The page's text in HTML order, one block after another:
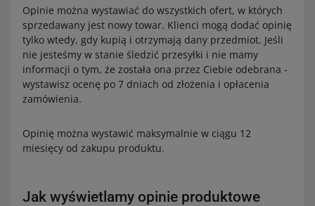
Opinie można wystawiać do wszystkich ofert, w których
sprzedawany jest nowy towar. Klienci mogą dodać opinię
tylko wtedy, gdy kupią i otrzymają dany przedmiot. Jeśli
nie jesteśmy w stanie śledzić przesyłki i nie mamy
informacji o tym, że została ona przez Ciebie odebrana -
wystawisz ocenę po 7 dniach od złożenia i opłacenia
zamówienia.
Opinię można wystawić maksymalnie w ciągu 12
miesięcy od zakupu produktu.
Jak wyświetlamy opinie produktowe